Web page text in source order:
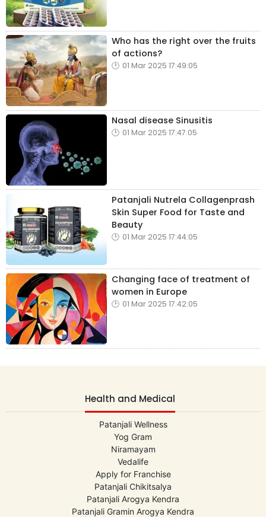
Who has the right over the fruits
of actions?
01 Mar 2025 17:49:05
Nasal disease Sinusitis
01 Mar 2025 17:47:05
Patanjali Nutrela Collagenprash
Skin Super Food for Taste and
Beauty
01 Mar 2025 17:44:05
Changing face of treatment of
women in Europe
01 Mar 2025 17:42:05
Health and Medical
Patanjali Wellness
Yog Gram
Niramayam
Vedalife
Apply for Franchise
Patanjali Chikitsalya
Patanjali Arogya Kendra
Patanjali Gramin Arogya Kendra